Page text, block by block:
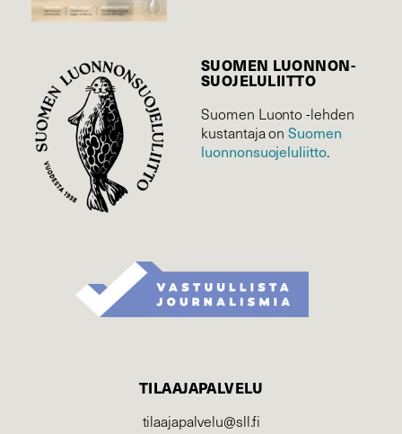
SUOMEN LUONNON­
SUOJELU­LIITTO
Suomen Luonto -lehden
kustantaja onSuomen
luonnonsuojelu­liitto.
TILAAJAPALVELU
tilaajapalvelu@sll.fi